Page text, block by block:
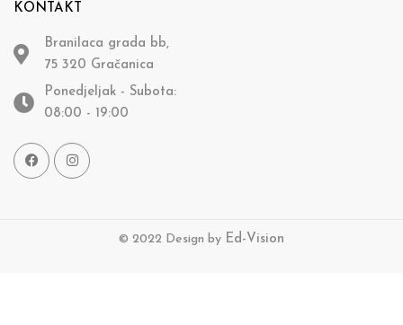
KONTAKT
Branilaca grada bb,
75 320 Gračanica
Ponedjeljak - Subota:
08:00 - 19:00
© 2022 Design by Ed-Vision